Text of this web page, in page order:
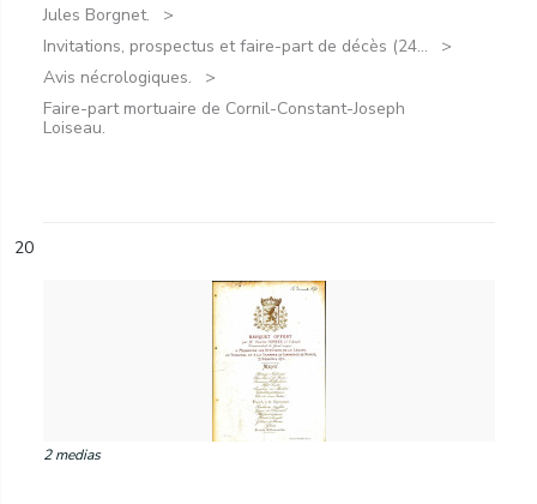
Jules Borgnet.
Invitations, prospectus et faire-part de décès (24...
Avis nécrologiques.
Faire-part mortuaire de Cornil-Constant-Joseph
Loiseau.
20
2 medias